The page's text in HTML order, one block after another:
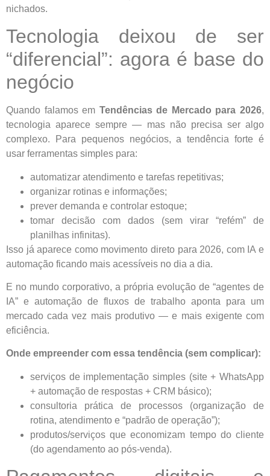
nichados.
Tecnologia deixou de ser
“diferencial”: agora é base do
negócio
Quando falamos em Tendências de Mercado para 2026,
tecnologia aparece sempre — mas não precisa ser algo
complexo. Para pequenos negócios, a tendência forte é
usar ferramentas simples para:
automatizar atendimento e tarefas repetitivas;
organizar rotinas e informações;
prever demanda e controlar estoque;
tomar decisão com dados (sem virar “refém” de
planilhas infinitas).
Isso já aparece como movimento direto para 2026, com IA e
automação ficando mais acessíveis no dia a dia.
E no mundo corporativo, a própria evolução de “agentes de
IA” e automação de fluxos de trabalho aponta para um
mercado cada vez mais produtivo — e mais exigente com
eficiência.
Onde empreender com essa tendência (sem complicar):
serviços de implementação simples (site + WhatsApp
+ automação de respostas + CRM básico);
consultoria prática de processos (organização de
rotina, atendimento e “padrão de operação”);
produtos/serviços que economizam tempo do cliente
(do agendamento ao pós-venda).